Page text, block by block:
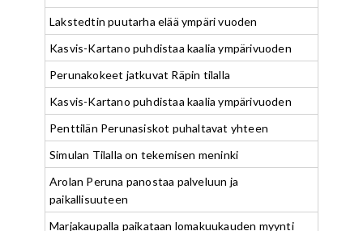
Lakstedtin puutarha elää ympäri vuoden
Kasvis-Kartano puhdistaa kaalia ympärivuoden
Perunakokeet jatkuvat Räpin tilalla
Kasvis-Kartano puhdistaa kaalia ympärivuoden
Penttilän Perunasiskot puhaltavat yhteen
Simulan Tilalla on tekemisen meninki
Arolan Peruna panostaa palveluun ja
paikallisuuteen
Marjakaupalla paikataan lomakuukauden myynti